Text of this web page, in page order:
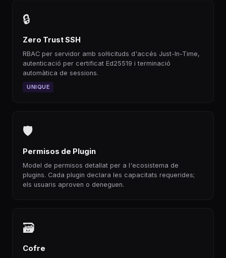
🔒
Zero Trust SSH
RBAC per servidor amb sol·licituds d'accés Just-In-Time,
autenticació per certificat Ed25519 i terminació
automàtica de sessions.
UNIQUE
🛡
Permisos de Plugin
Model de permisos detallat per a l'ecosistema de
plugins. Cada plugin declara les capacitats requerides;
els usuaris aproven o deneguen.
🗃
Cofre